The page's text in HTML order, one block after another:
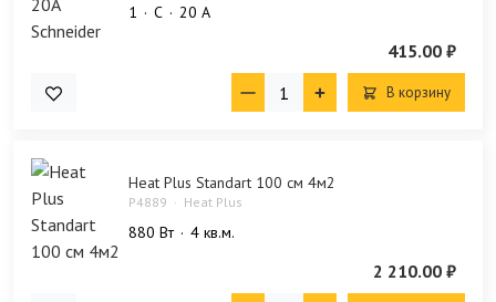
1 C 20 А
415.00 ₽
В корзину
Heat Plus Standart 100 см 4м2
P4889 Heat Plus
880 Bт 4 кв.м.
2 210.00 ₽